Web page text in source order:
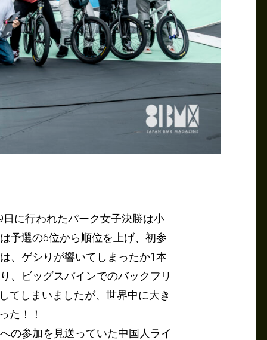
日に行われたパーク女子決勝は小
予選の6位から順位を上げ、初参
、ゲシりが響いてしまったか1本
、ビッグスパインでのバックフリ
てしまいましたが、世界中に大き
た！！
の参加を見送っていた中国人ライ